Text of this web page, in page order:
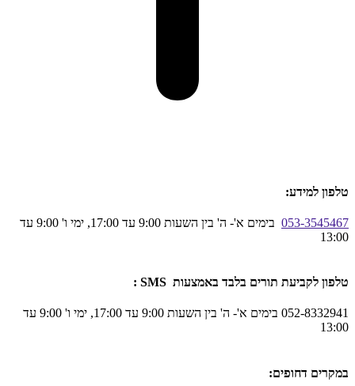
טלפון למידע:
053-3545467
בימים א'- ה' בין השעות 9:00 עד 17:00, ימי ו' 9:00 עד
13:00
טלפון לקביעת תורים בלבד באמצעות SMS :
052-8332941 בימים א'- ה' בין השעות 9:00 עד 17:00, ימי ו' 9:00 עד
13:00
במקרים דחופים: